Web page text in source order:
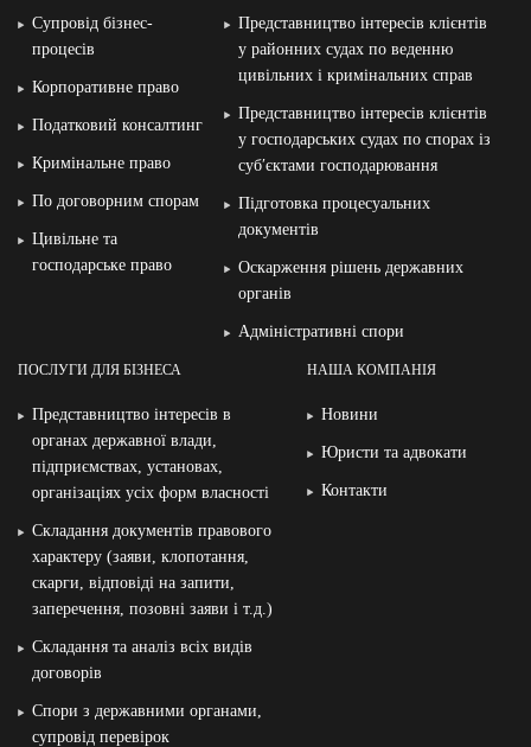
Супровід бізнес-
процесів
Корпоративне право
Податковий консалтинг
Кримінальне право
По договорним спорам
Цивільне та
господарське право
Представництво інтересів клієнтів
у районних судах по веденню
цивільних і кримінальних справ
Представництво інтересів клієнтів
у господарських судах по спорах із
суб′єктами господарювання
Підготовка процесуальних
документів
Оскарження рішень державних
органів
Адміністративні спори
ПОСЛУГИ ДЛЯ БІЗНЕСА
Представництво інтересів в
органах державної влади,
підприємствах, установах,
організаціях усіх форм власності
Складання документів правового
характеру (заяви, клопотання,
скарги, відповіді на запити,
заперечення, позовні заяви і т.д.)
Складання та аналіз всіх видів
договорів
Спори з державними органами,
супровід перевірок
НАША КОМПАНІЯ
Новини
Юристи та адвокати
Контакти